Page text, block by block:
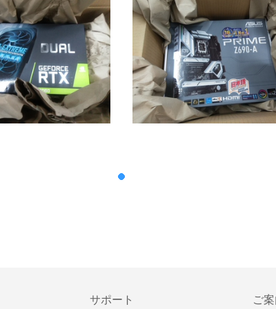
サポート ご